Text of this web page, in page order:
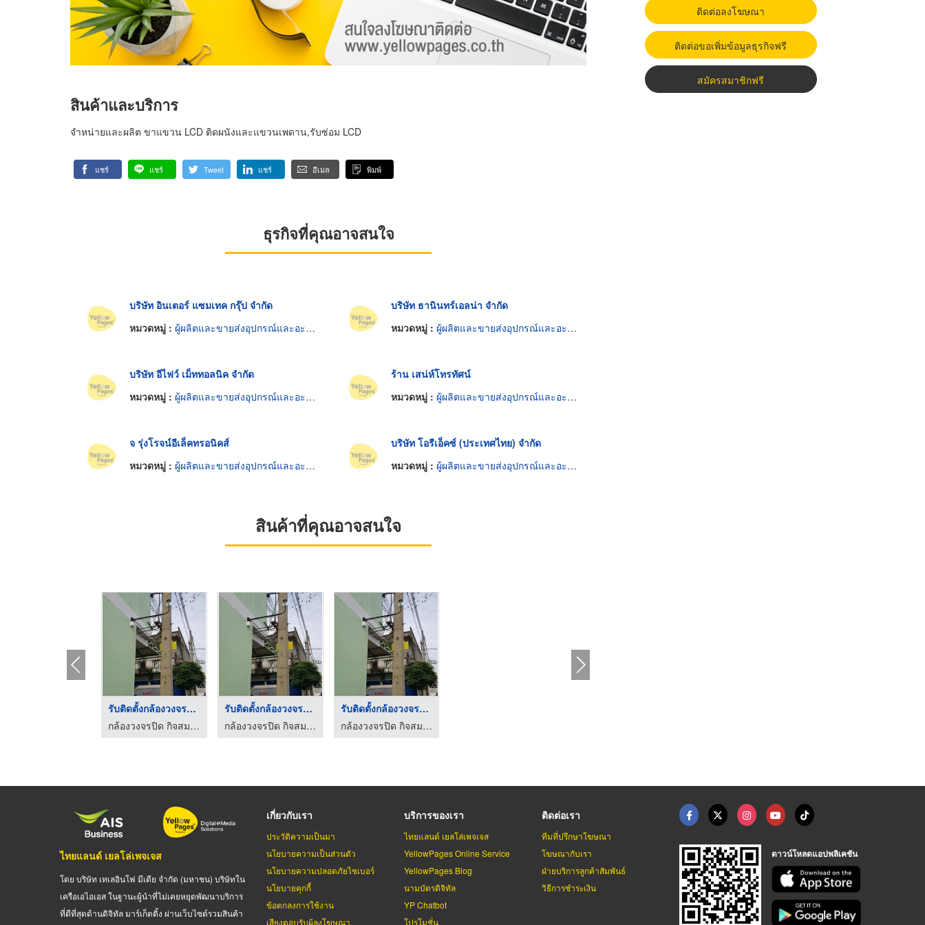
สินค้าและบริการ
จำหน่ายและผลิต ขาแขวน LCD ติดผนังและแขวนเพดาน,รับซ่อม LCD
แชร์ แชร์ Tweet แชร์ อีเมล พิมพ์
ธุรกิจที่คุณอาจสนใจ
บริษัท อินเตอร์ แซมเทค กรุ๊ป จำกัด
หมวดหมู่ : ผู้ผลิตและขายส่งอุปกรณ์และอะไหล่โทรทัศน์และวิทยุ
บริษัท ธานินทร์เอลน่า จำกัด
หมวดหมู่ : ผู้ผลิตและขายส่งอุปกรณ์และอะไหล่โทรทัศน์และวิทยุ
บริษัท อีไฟว์ เม็ททอลนิค จำกัด
หมวดหมู่ : ผู้ผลิตและขายส่งอุปกรณ์และอะไหล่โทรทัศน์และวิทยุ
ร้าน เสน่ห์โทรทัศน์
หมวดหมู่ : ผู้ผลิตและขายส่งอุปกรณ์และอะไหล่โทรทัศน์และวิทยุ
จ รุ่งโรจน์อีเล็คทรอนิคส์
หมวดหมู่ : ผู้ผลิตและขายส่งอุปกรณ์และอะไหล่โทรทัศน์และวิทยุ
บริษัท โอรีเอ็คซ์ (ประเทศไทย) จำกัด
หมวดหมู่ : ผู้ผลิตและขายส่งอุปกรณ์และอะไหล่โทรทัศน์และวิทยุ
สินค้าที่คุณอาจสนใจ
รับติดตั้งกล้องวงจรป ...
กล้องวงจรปิด กิจสมบูรณ์เซลล์ แอนด์ เซอร์วิส
รับติดตั้งกล้องวงจรป ...
กล้องวงจรปิด กิจสมบูรณ์เซลล์ แอนด์ เซอร์วิส
รับติดตั้งกล้องวงจรป ...
กล้องวงจรปิด กิจสมบูรณ์เซลล์ แอนด์ เซอร์วิส
ติดต่อลงโฆษณา
ติดต่อขอเพิ่มข้อมูลธุรกิจฟรี
สมัครสมาชิกฟรี
ไทยแลนด์ เยลโล่เพจเจส
โดย บริษัท เทเลอินโฟ มีเดีย จำกัด (มหาชน) บริษัทใน
เครือเอไอเอส ในฐานะผู้นำที่ไม่เคยหยุดพัฒนาบริการ
ที่ดีที่สุดด้านดิจิทัล มาร์เก็ตติ้ง ผ่านเว็บไซต์รวมสินค้า
เกี่ยวกับเรา
ประวัติความเป็นมา
นโยบายความเป็นส่วนตัว
นโยบายความปลอดภัยไซเบอร์
นโยบายคุกกี้
ข้อตกลงการใช้งาน
เสียงตอบรับผู้ลงโฆษณา
บริการของเรา
ไทยแลนด์ เยลโล่เพจเจส
YellowPages Online Service
YellowPages Blog
นามบัตรดิจิทัล
YP Chatbot
โปรโมชั่น
ติดต่อเรา
ทีมที่ปรึกษาโฆษณา
โฆษณากับเรา
ฝ่ายบริการลูกค้าสัมพันธ์
วิธีการชำระเงิน
ดาวน์โหลดแอปพลิเคชัน